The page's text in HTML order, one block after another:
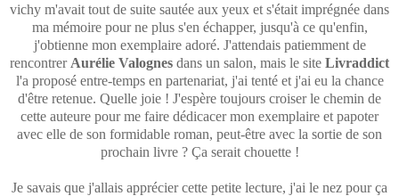
vichy m'avait tout de suite sautée aux yeux et s'était imprégnée dans
ma mémoire pour ne plus s'en échapper, jusqu'à ce qu'enfin,
j'obtienne mon exemplaire adoré. J'attendais patiemment de
rencontrer Aurélie Valognes dans un salon, mais le site Livraddict
l'a proposé entre-temps en partenariat, j'ai tenté et j'ai eu la chance
d'être retenue. Quelle joie ! J'espère toujours croiser le chemin de
cette auteure pour me faire dédicacer mon exemplaire et papoter
avec elle de son formidable roman, peut-être avec la sortie de son
prochain livre ? Ça serait chouette !
Je savais que j'allais apprécier cette petite lecture, j'ai le nez pour ça